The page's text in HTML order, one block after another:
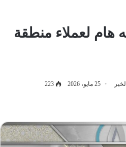
هام لعملاء منطقة
25 مايو، 2026 223